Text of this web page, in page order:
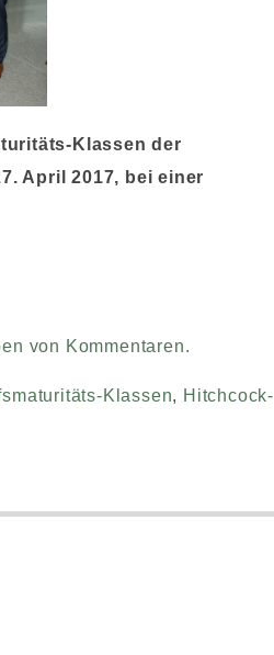
Klassen der
April 2017, bei einer
von Kommentaren.
Klassen, Hitchcock-